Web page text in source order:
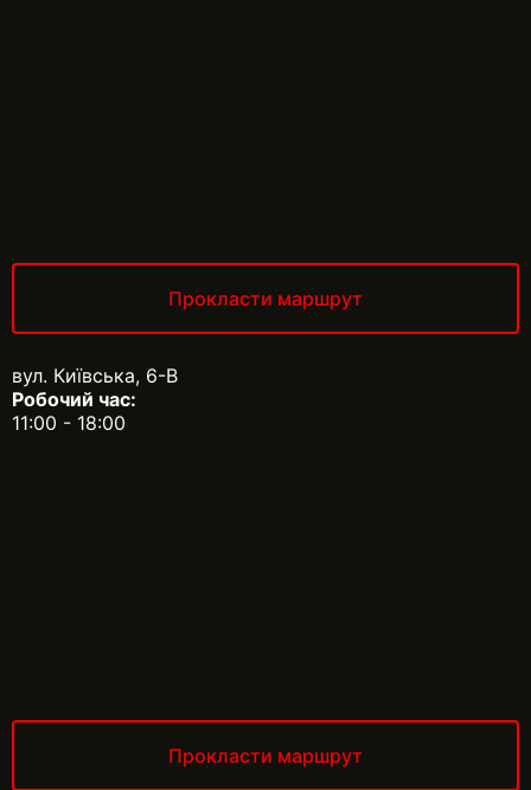
Прокласти маршрут
вул. Київська, 6-В
Робочий час:
11:00 - 18:00
Прокласти маршрут